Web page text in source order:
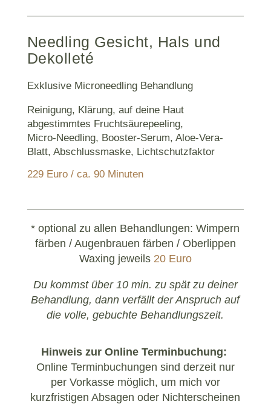
Needling Gesicht, Hals und
Dekolleté
Exklusive Microneedling Behandlung
Reinigung, Klärung, auf deine Haut
abgestimmtes Fruchtsäurepeeling,
Micro-Needling, Booster-Serum, Aloe-Vera-
Blatt, Abschlussmaske, Lichtschutzfaktor
229 Euro / ca. 90 Minuten
* optional zu allen Behandlungen: Wimpern
färben / Augenbrauen färben / Oberlippen
Waxing jeweils 20 Euro
Du kommst über 10 min. zu spät zu deiner
Behandlung, dann verfällt der Anspruch auf
die volle, gebuchte Behandlungszeit.
Hinweis zur Online Terminbuchung:
Online Terminbuchungen sind derzeit nur
per Vorkasse möglich, um mich vor
kurzfristigen Absagen oder Nichterscheinen